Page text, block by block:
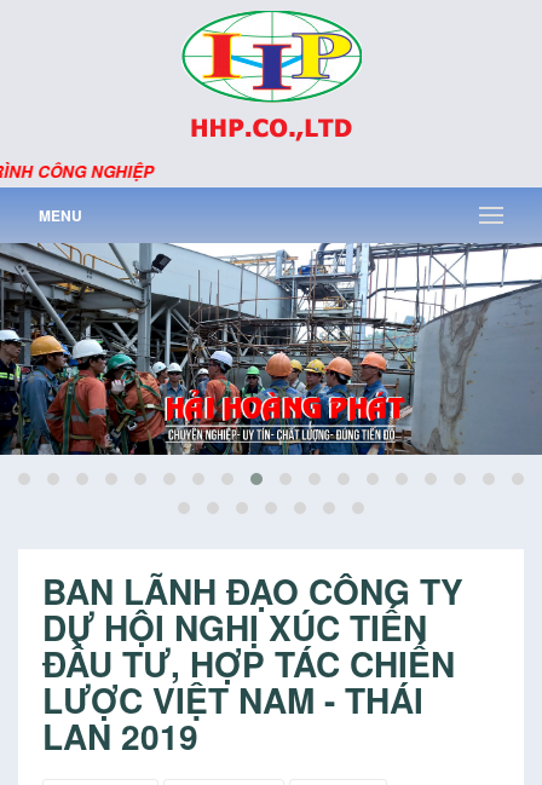
CÔNG NGHIỆP
MENU
BAN LÃNH ĐẠO CÔNG TY
DỰ HỘI NGHỊ XÚC TIẾN
ĐẦU TƯ, HỢP TÁC CHIẾN
LƯỢC VIỆT NAM - THÁI
LAN 2019